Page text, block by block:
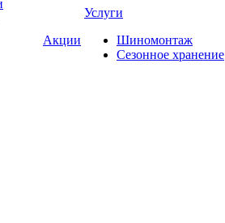
Акции
Услуги
Шиномонтаж
Сезонное хранение